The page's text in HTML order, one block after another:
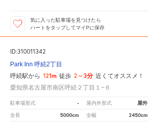
気に入った駐車場を見つけたら
ハートをタップしてマイPに保存
ID:310011342
Park Inn 呼続2丁目
呼続駅から 121m 徒歩 2～3分 近くてオススメ！
愛知県名古屋市南区呼続２丁目１−６
駐車場形式 - 屋内外形式 屋外
全長 5000cm 全幅 2450cm